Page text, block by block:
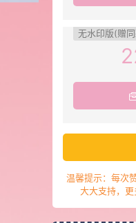
无水印版(赠
温馨提示：每次
大大支持，更